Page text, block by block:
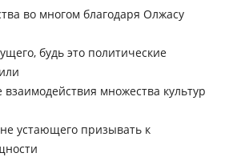
во многом благодаря Олжасу
будь это политические
множества культур
устающего призывать к